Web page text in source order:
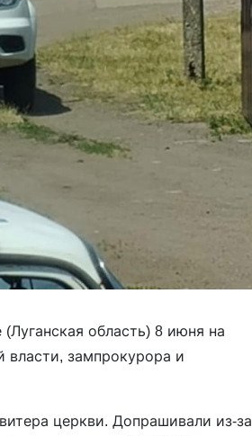
область) 8 июня на
власти, зампрокурора и
церкви. Допрашивали из-за